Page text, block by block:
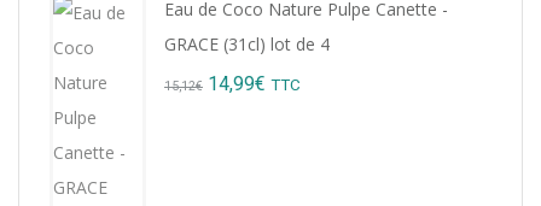
Eau de Coco Nature Pulpe Canette -
GRACE (31cl) lot de 4
15,12€ Original
14,99€ Current
TTC